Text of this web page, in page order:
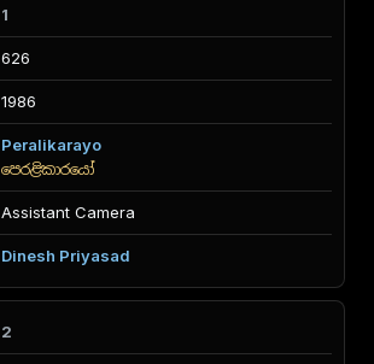
1
626
1986
Peralikarayo
පෙරළිකාරයෝ
Assistant Camera
Dinesh Priyasad
2